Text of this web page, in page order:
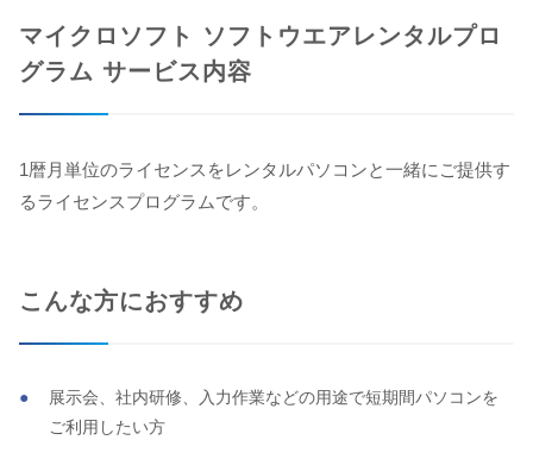
マイクロソフト ソフトウエアレンタルプロ
グラム サービス内容
1暦月単位のライセンスをレンタルパソコンと一緒にご提供す
るライセンスプログラムです。
こんな方におすすめ
展示会、社内研修、入力作業などの用途で短期間パソコンを
ご利用したい方